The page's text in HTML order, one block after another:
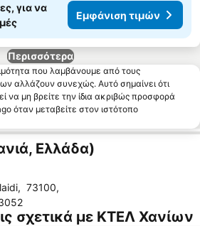
για να
Εμφάνιση τιμών
Περισσότερα
που λαμβάνουμε από τους
αλλάζουν συνεχώς. Αυτό σημαίνει ότι
να μη βρείτε την ίδια ακριβώς προσφορά
όταν μεταβείτε στον ιστότοπο
Ελλάδα)
, 73100,
σχετικά με ΚΤΕΛ Χανίων